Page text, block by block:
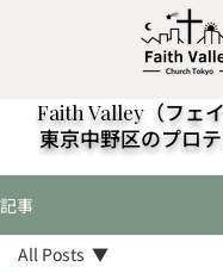
Faith Valley（フェ
東京中野区のプロ
記事
All Posts